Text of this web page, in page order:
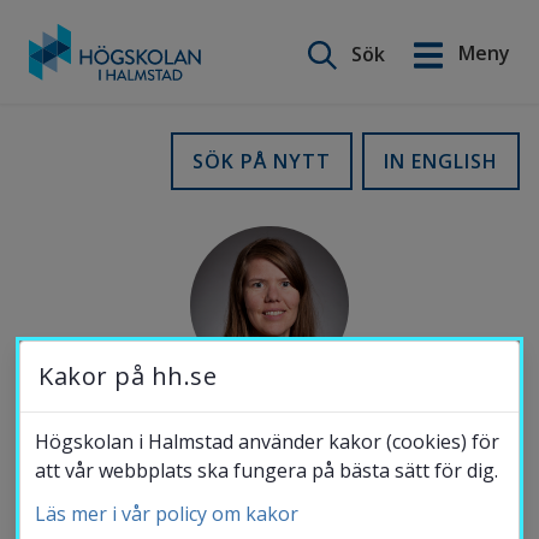
Sök
Meny
IN ENGLISH
SÖK PÅ NYTT
MOBIL
English
Utbildning
Forskning
Samverkan
Om Högskolan
Kakor på hh.se
Högskolan i Halmstad använder kakor (cookies) för
att vår webbplats ska fungera på bästa sätt för dig.
Läs mer i vår policy om kakor